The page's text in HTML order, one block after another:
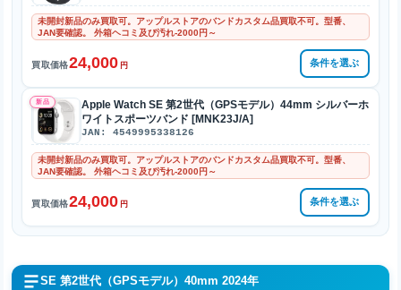
未開封新品のみ買取可。アップルストアのバンドカスタム品買取不可。型番、
JAN要確認。 外箱ヘコミ及び汚れ-2000円～
買取価格24,000 円 条件を選ぶ
新品
Apple Watch SE 第2世代（GPSモデル）44mm シルバーホ
ワイトスポーツバンド [MNK23J/A]
JAN: 4549995338126
未開封新品のみ買取可。アップルストアのバンドカスタム品買取不可。型番、
JAN要確認。 外箱ヘコミ及び汚れ-2000円～
買取価格24,000 円 条件を選ぶ
SE 第2世代（GPSモデル）40mm 2024年